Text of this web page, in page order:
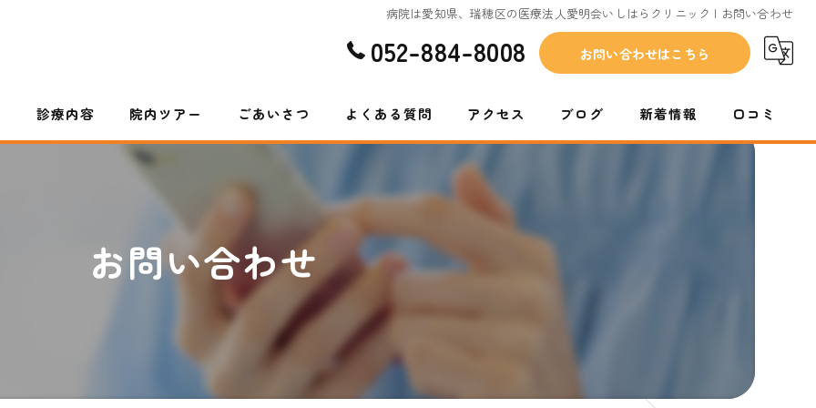
病院は愛知県、瑞穂区の医療法人愛明会いしはらクリニック | お問い合わせ
052-884-8008 お問い合わせはこちら
診療内容 院内ツアー ごあいさつ よくある質問 アクセス ブログ 新着情報 口コミ
お問い合わせ